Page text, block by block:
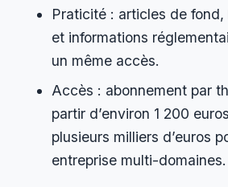
Praticité : articles de
et informations
un même accès.
Accès : abonnement par
partir d’environ 1 200
plusieurs milliers d’euros
entreprise multi-domaines.